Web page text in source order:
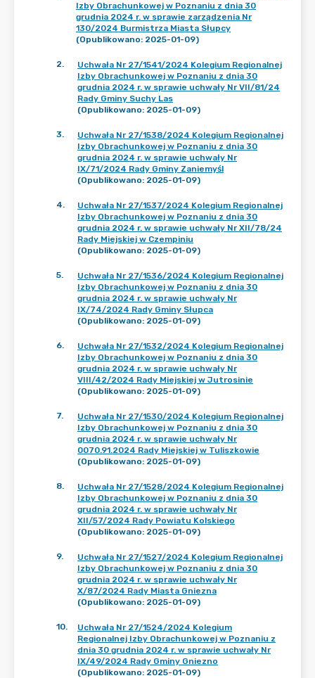
Izby Obrachunkowej w Poznaniu z dnia 30
grudnia 2024 r. w sprawie zarządzenia Nr
130/2024 Burmistrza Miasta Słupcy
(Opublikowano: 2025-01-09)
2.
Uchwała Nr 27/1541/2024 Kolegium Regionalnej
Izby Obrachunkowej w Poznaniu z dnia 30
grudnia 2024 r. w sprawie uchwały Nr VII/81/24
Rady Gminy Suchy Las
(Opublikowano: 2025-01-09)
3.
Uchwała Nr 27/1538/2024 Kolegium Regionalnej
Izby Obrachunkowej w Poznaniu z dnia 30
grudnia 2024 r. w sprawie uchwały Nr
IX/71/2024 Rady Gminy Zaniemyśl
(Opublikowano: 2025-01-09)
4.
Uchwała Nr 27/1537/2024 Kolegium Regionalnej
Izby Obrachunkowej w Poznaniu z dnia 30
grudnia 2024 r. w sprawie uchwały Nr XII/78/24
Rady Miejskiej w Czempiniu
(Opublikowano: 2025-01-09)
5.
Uchwała Nr 27/1536/2024 Kolegium Regionalnej
Izby Obrachunkowej w Poznaniu z dnia 30
grudnia 2024 r. w sprawie uchwały Nr
IX/74/2024 Rady Gminy Słupca
(Opublikowano: 2025-01-09)
6.
Uchwała Nr 27/1532/2024 Kolegium Regionalnej
Izby Obrachunkowej w Poznaniu z dnia 30
grudnia 2024 r. w sprawie uchwały Nr
VIII/42/2024 Rady Miejskiej w Jutrosinie
(Opublikowano: 2025-01-09)
7.
Uchwała Nr 27/1530/2024 Kolegium Regionalnej
Izby Obrachunkowej w Poznaniu z dnia 30
grudnia 2024 r. w sprawie uchwały Nr
0070.91.2024 Rady Miejskiej w Tuliszkowie
(Opublikowano: 2025-01-09)
8.
Uchwała Nr 27/1528/2024 Kolegium Regionalnej
Izby Obrachunkowej w Poznaniu z dnia 30
grudnia 2024 r. w sprawie uchwały Nr
XII/57/2024 Rady Powiatu Kolskiego
(Opublikowano: 2025-01-09)
9.
Uchwała Nr 27/1527/2024 Kolegium Regionalnej
Izby Obrachunkowej w Poznaniu z dnia 30
grudnia 2024 r. w sprawie uchwały Nr
X/87/2024 Rady Miasta Gniezna
(Opublikowano: 2025-01-09)
10.
Uchwała Nr 27/1524/2024 Kolegium
Regionalnej Izby Obrachunkowej w Poznaniu z
dnia 30 grudnia 2024 r. w sprawie uchwały Nr
IX/49/2024 Rady Gminy Gniezno
(Opublikowano: 2025-01-09)